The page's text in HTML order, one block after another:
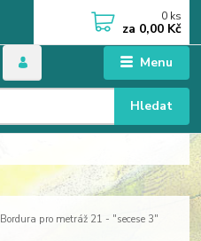
Menu
Hledat
0 ks
za 0,00 Kč
Bordura pro metráž 21 - "secese 3"